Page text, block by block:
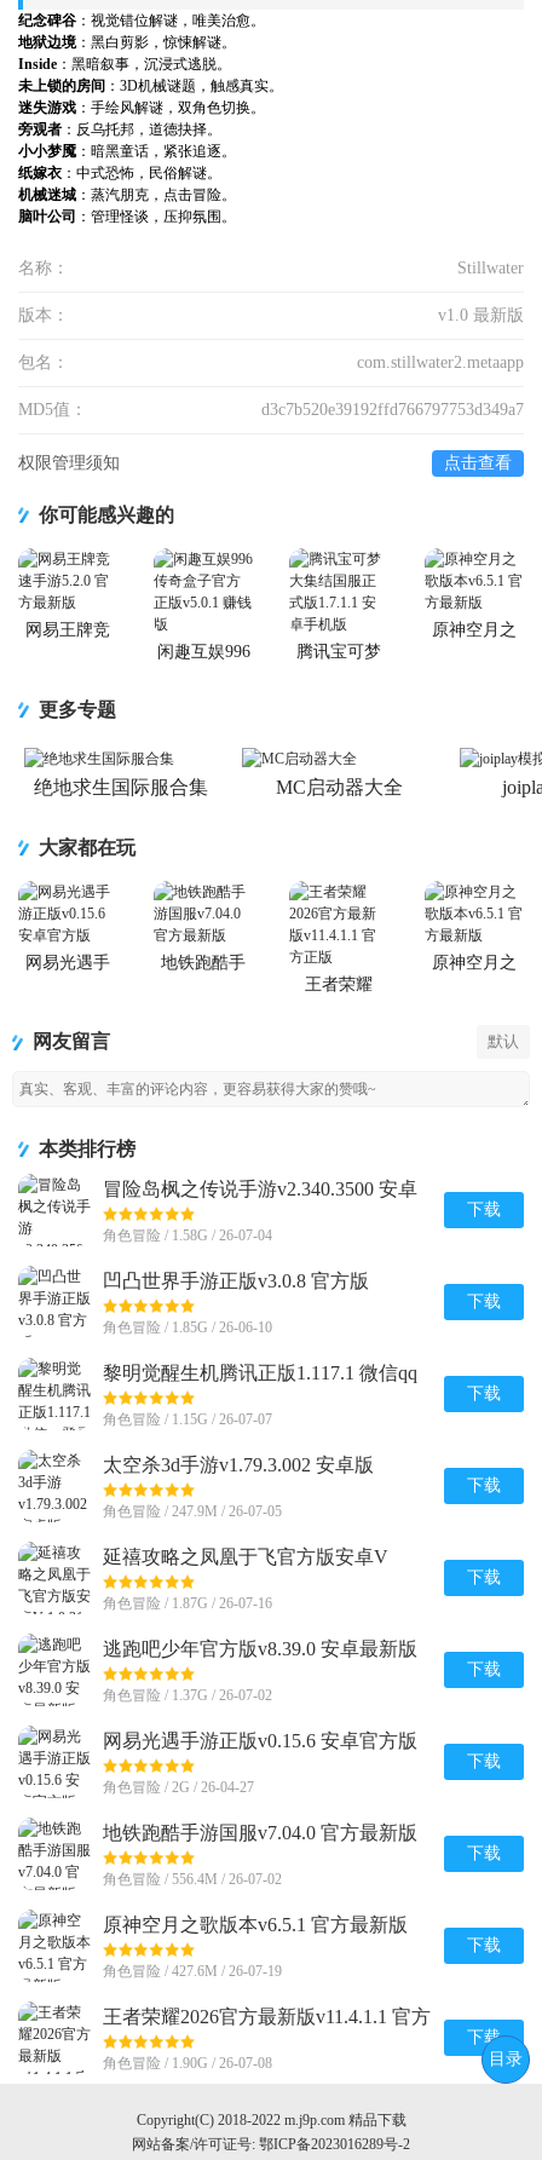
纪念碑谷 ：视觉错位解谜，唯美治愈。
地狱边境：黑白剪影，惊悚解谜。
Inside ：黑暗叙事，沉浸式逃脱。
未上锁的房间 ：3D机械谜题，触感真实。
迷失游戏 ：手绘风解谜，双角色切换。
旁观者 ：反乌托邦，道德抉择。
小小梦魇 ：暗黑童话，紧张追逐。
纸嫁衣 ：中式恐怖，民俗解谜。
机械迷城 ：蒸汽朋克，点击冒险。
脑叶公司 ：管理怪谈，压抑氛围。
名称： Stillwater
版本： v1.0 最新版
包名： com.stillwater2.metaapp
MD5值： d3c7b520e39192ffd766797753d349a7
权限管理须知 点击查看
你可能感兴趣的
网易王牌竞
闲趣互娱996
腾讯宝可梦
原神空月之
更多专题
绝地求生国际服合集 MC启动器大全
大家都在玩
网易光遇手
地铁跑酷手
王者荣耀
原神空月之
网友留言 默认
本类排行榜
冒险岛枫之传说手游v2.340.3500 安卓
最新版
角色冒险 / 1.58G / 26-07-04
下载
凹凸世界手游正版v3.0.8 官方版
角色冒险 / 1.85G / 26-06-10
下载
黎明觉醒生机腾讯正版1.117.1 微信qq
登录版
角色冒险 / 1.15G / 26-07-07
下载
太空杀3d手游v1.79.3.002 安卓版
角色冒险 / 247.9M / 26-07-05
下载
延禧攻略之凤凰于飞官方版安卓V
1.0.31最新版
角色冒险 / 1.87G / 26-07-16
下载
逃跑吧少年官方版v8.39.0 安卓最新版
角色冒险 / 1.37G / 26-07-02
下载
网易光遇手游正版v0.15.6 安卓官方版
角色冒险 / 2G / 26-04-27
下载
地铁跑酷手游国服v7.04.0 官方最新版
角色冒险 / 556.4M / 26-07-02
下载
原神空月之歌版本v6.5.1 官方最新版
角色冒险 / 427.6M / 26-07-19
下载
王者荣耀2026官方最新版v11.4.1.1 官方
正版
角色冒险 / 1.90G / 26-07-08
下载
Copyright(C) 2018-2022 m.j9p.com 精品下载
网站备案/许可证号: 鄂ICP备2023016289号-2
目录